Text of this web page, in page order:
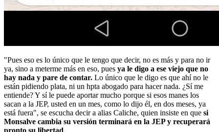
"Pues eso es lo único que le tengo que decir, no es más y para no ir
ya, sino a meterme más en eso, pues ya le digo a ese viejo que no
hay nada y pare de contar. Lo único que le digo es que ahí no le
están pidiendo plata, ni un hpta abogado para hacer nada. ¿Sí me
entiende? Y sí le puede aportar mucho porque si esos manes los
sacan a la JEP, usted en un mes, como lo dijo él, en dos meses, ya
está fuera", se escucha decir a alias Caliche, quien insiste en que si
Monsalve cambia su versión terminará en la JEP y recuperará
pronto su libertad.